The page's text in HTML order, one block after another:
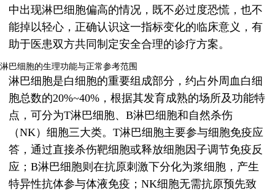
中出现淋巴细胞偏高的情况，既不必过度恐慌，也不
能掉以轻心，正确认识这一指标变化的临床意义，有
助于医患双方共同制定安全合理的诊疗方案。
淋巴细胞的生理功能与正常参考范围
淋巴细胞是白细胞的重要组成部分，约占外周血白细
胞总数的20%~40%，根据其发育成熟的场所及功能特
点，可分为T淋巴细胞、B淋巴细胞和自然杀伤
（NK）细胞三大类。T淋巴细胞主要参与细胞免疫应
答，通过直接杀伤靶细胞或释放细胞因子调节免疫反
应；B淋巴细胞则在抗原刺激下分化为浆细胞，产生
特异性抗体参与体液免疫；NK细胞无需抗原预先致